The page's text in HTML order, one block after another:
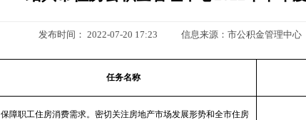
发布时间： 2022-07-20 17:23 信息来源：市公积金管理中心
任务名称
保障职工住房消费需求。密切关注房地产市场发展形势和全市住房